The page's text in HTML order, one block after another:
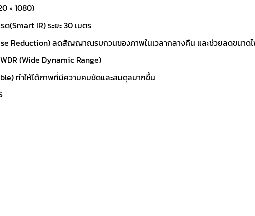
× 1080)
(Smart IR) ระยะ 30 เมตร
Reduction) ลดสัญญาณรบกวนของภาพในเวลากลางคืน และช่วยลดขนาด
(Wide Dynamic Range)
ทำให้ได้ภาพที่มีความคมชัดและสมดุลมากขึ้น